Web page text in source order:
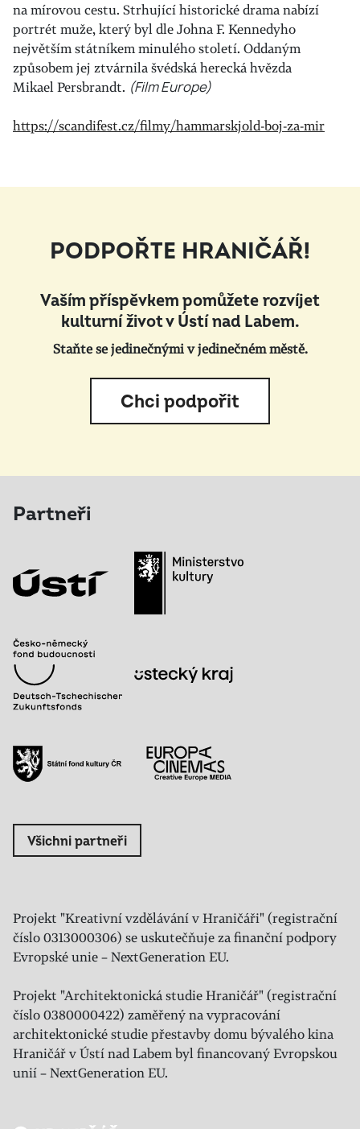
na mírovou cestu. Strhující historické drama nabízí
portrét muže, který byl dleJohna F. Kennedyho
největším státníkem minulého století. Oddaným
způsobem jej ztvárnila švédská herecká hvězda
Mikael Persbrandt. (Film Europe)
https://scandifest.cz/filmy/hammarskjold-boj-za-mir
PODPOŘTE HRANIČÁŘ!
Vaším příspěvkem pomůžete rozvíjet
kulturní život v Ústí nad Labem.
Staňte se jedinečnými v jedinečném městě.
Chci podpořit
Partneři
Všichni partneři
Projekt "Kreativní vzdělávání v Hraničáři" (registrační
číslo 0313000306) se uskutečňuje za finanční podpory
Evropské unie – NextGeneration EU.
Projekt "Architektonická studie Hraničář" (registrační
číslo 0380000422) zaměřený na vypracování
architektonické studie přestavby domu bývalého kina
Hraničář v Ústí nad Labem byl financovaný Evropskou
unií – NextGeneration EU.